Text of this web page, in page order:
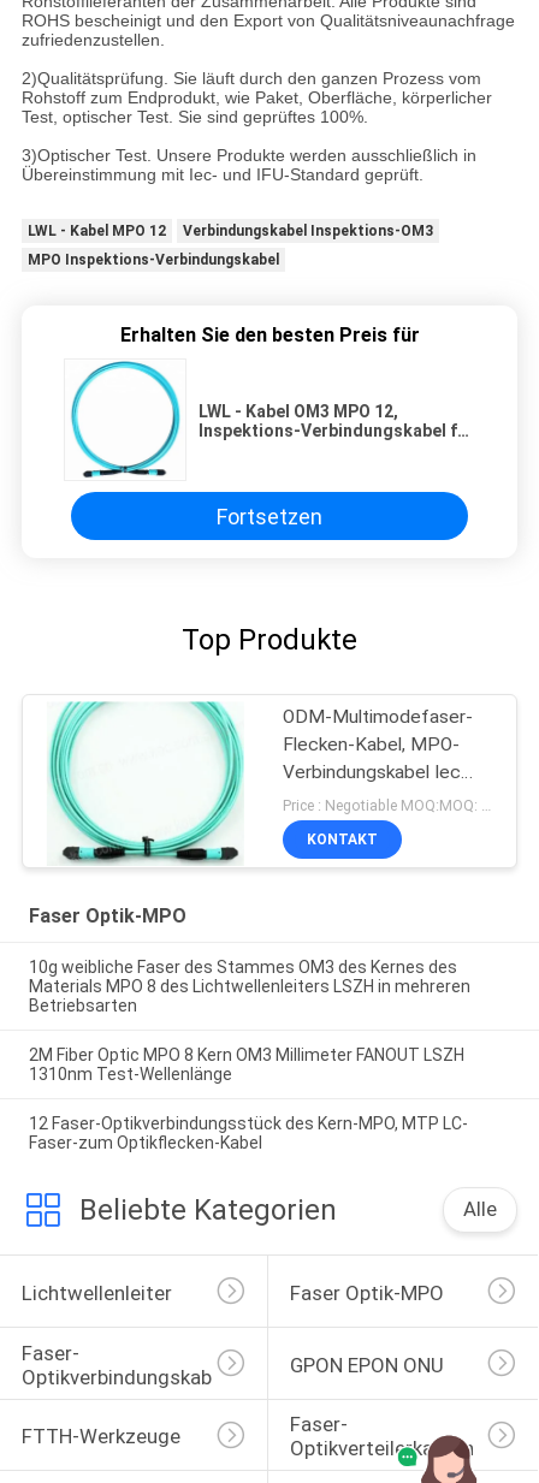
ROHS bescheinigt und den Export von Qualitätsniveaunachfrage
zufriedenzustellen.
2)Qualitätsprüfung. Sie läuft durch den ganzen Prozess vom
Rohstoff zum Endprodukt, wie Paket, Oberfläche, körperlicher
Test, optischer Test. Sie sind geprüftes 100%.
3)Optischer Test. Unsere Produkte werden ausschließlich in
Übereinstimmung mit Iec- und IFU-Standard geprüft.
LWL - Kabel MPO 12
Verbindungskabel Inspektions-OM3
MPO Inspektions-Verbindungskabel
Erhalten Sie den besten Preis für
LWL - Kabel OM3 MPO 12,
Inspektions-Verbindungskabel für
Fortsetzen
Top Produkte
ODM-Multimodefaser-
Flecken-Kabel, MPO-
Verbindungskabel Iec
61754 7
Price : Negotiable MOQ:MOQ: 10PCS
KONTAKT
Faser Optik-MPO
10g weibliche Faser des Stammes OM3 des Kernes des
Materials MPO 8 des Lichtwellenleiters LSZH in mehreren
Betriebsarten
2M Fiber Optic MPO 8 Kern OM3 Millimeter FANOUT LSZH
1310nm Test-Wellenlänge
12 Faser-Optikverbindungsstück des Kern-MPO, MTP LC-
Faser-zum Optikflecken-Kabel
Beliebte Kategorien Alle
Lichtwellenleiter Faser Optik-MPO
Faser-
Optikverbindungskabel
GPON EPON ONU
FTTH-Werkzeuge
Faser-
Optikverteilerkasten